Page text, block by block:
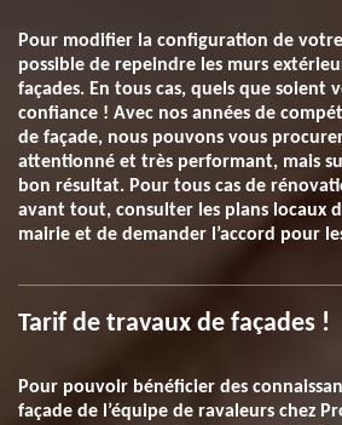
Pour modifier la configuration de
possible de repeindre les murs
façades. En tous cas, quels que soient
confiance ! Avec nos années de
de façade, nous pouvons vous
attentionné et très performant, mais
bon résultat. Pour tous cas de
avant tout, consulter les plans locaux
mairie et de demander l’accord pour
Tarif de travaux de façades !
Pour pouvoir bénéficier des
façade de l’équipe de ravaleurs chez